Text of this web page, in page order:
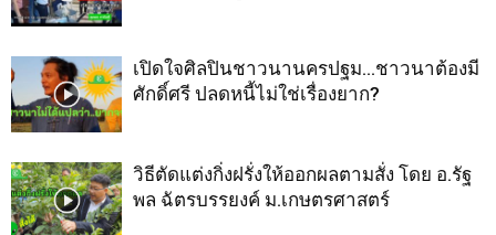
เปิดใจศิลปินชาวนานครปฐม…ชาวนาต้องมี
ศักดิ์ศรี ปลดหนี้ไม่ใช่เรื่องยาก?
วิธีตัดแต่งกิ่งฝรั่งให้ออกผลตามสั่ง โดย อ.รัฐ
พล ฉัตรบรรยงค์ ม.เกษตรศาสตร์